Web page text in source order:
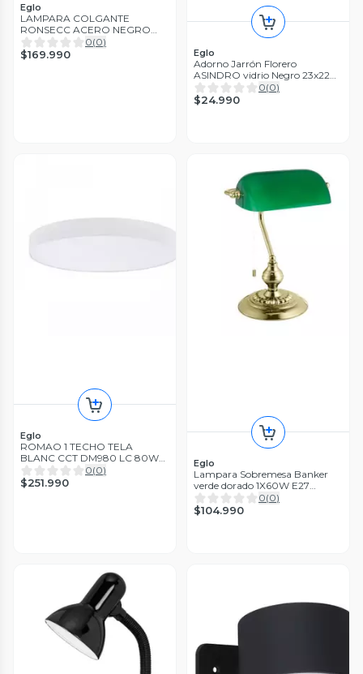
Eglo
LAMPARA COLGANTE
RONSECC ACERO NEGRO
E27 3X60W COD.79444
0(0)
$169.990 Eglo
Adorno Jarrón Florero
ASINDRO vidrio Negro 23x22
cm
0(0)
$24.990
Eglo
ROMAO 1 TECHO TELA
BLANC CCT DM980 LC 80W
7800lm DIM 0(0)
$251.990
Eglo
Lampara Sobremesa Banker
verde dorado 1X60W E27
Cód90967
0(0)
$104.990